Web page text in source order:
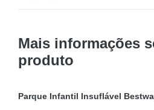
Mais informações
produto
Parque Infantil Insuflável